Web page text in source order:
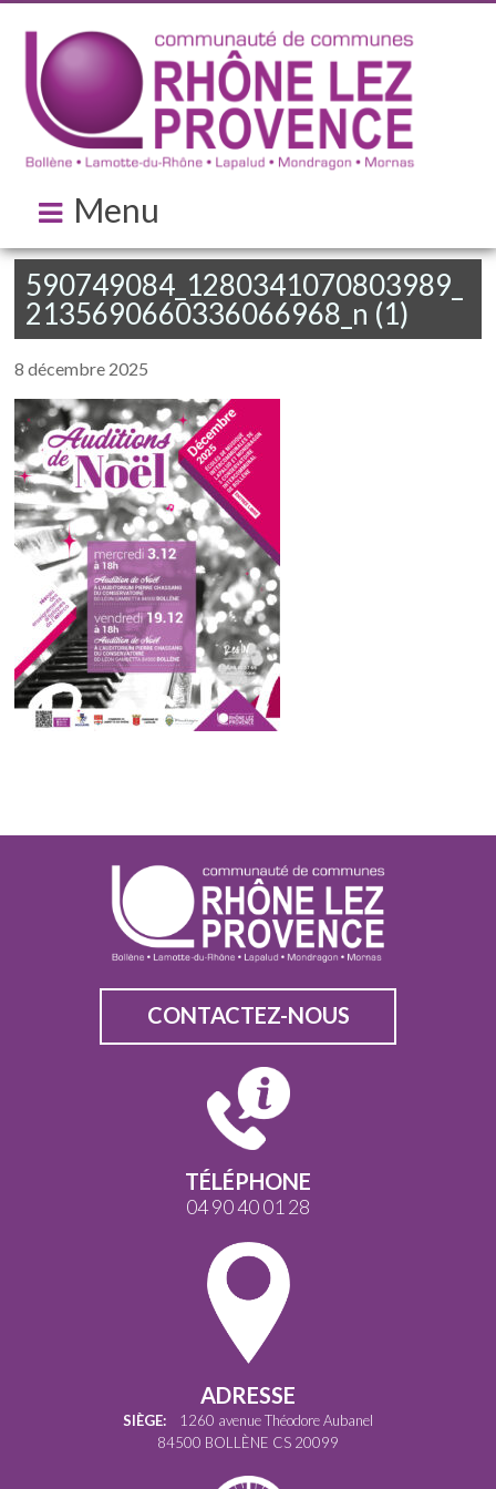
Menu
590749084_1280341070803989_
2135690660336066968_n (1)
8 décembre 2025
CONTACTEZ-NOUS
TÉLÉPHONE
04 90 40 01 28
ADRESSE
SIÈGE: 1260 avenue Théodore Aubanel
84500 BOLLÈNE CS 20099